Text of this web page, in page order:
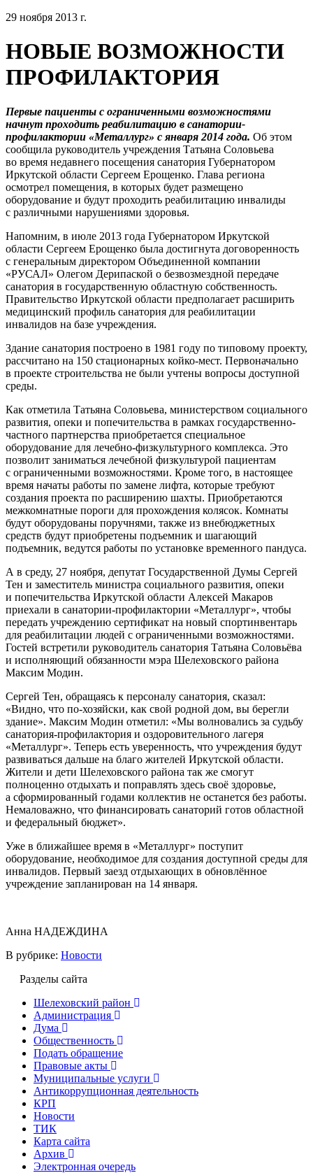
29 ноября 2013 г.
НОВЫЕ ВОЗМОЖНОСТИ
ПРОФИЛАКТОРИЯ
Первые пациенты с ограниченными возможностями
начнут проходить реабилитацию в санатории-
профилактории «Металлург» с января 2014 года. Об этом
сообщила руководитель учреждения Татьяна Соловьева
во время недавнего посещения санатория Губернатором
Иркутской области Сергеем Ерощенко. Глава региона
осмотрел помещения, в которых будет размещено
оборудование и будут проходить реабилитацию инвалиды
с различными нарушениями здоровья.
Напомним, в июле 2013 года Губернатором Иркутской
области Сергеем Ерощенко была достигнута договоренность
с генеральным директором Объединенной компании
«РУСАЛ» Олегом Дерипаской о безвозмездной передаче
санатория в государственную областную собственность.
Правительство Иркутской области предполагает расширить
медицинский профиль санатория для реабилитации
инвалидов на базе учреждения.
Здание санатория построено в 1981 году по типовому проекту,
рассчитано на 150 стационарных койко-мест. Первоначально
в проекте строительства не были учтены вопросы доступной
среды.
Как отметила Татьяна Соловьева, министерством социального
развития, опеки и попечительства в рамках государственно-
частного партнерства приобретается специальное
оборудование для лечебно-физкультурного комплекса. Это
позволит заниматься лечебной физкультурой пациентам
с ограниченными возможностями. Кроме того, в настоящее
время начаты работы по замене лифта, которые требуют
создания проекта по расширению шахты. Приобретаются
межкомнатные пороги для прохождения колясок. Комнаты
будут оборудованы поручнями, также из внебюджетных
средств будут приобретены подъемник и шагающий
подъемник, ведутся работы по установке временного пандуса.
А в среду, 27 ноября, депутат Государственной Думы Сергей
Тен и заместитель министра социального развития, опеки
и попечительства Иркутской области Алексей Макаров
приехали в санатории-профилактории «Металлург», чтобы
передать учреждению сертификат на новый спортинвентарь
для реабилитации людей с ограниченными возможностями.
Гостей встретили руководитель санатория Татьяна Соловьёва
и исполняющий обязанности мэра Шелеховского района
Максим Модин.
Сергей Тен, обращаясь к персоналу санатория, сказал:
«Видно, что по-хозяйски, как свой родной дом, вы берегли
здание». Максим Модин отметил: «Мы волновались за судьбу
санатория-профилактория и оздоровительного лагеря
«Металлург». Теперь есть уверенность, что учреждения будут
развиваться дальше на благо жителей Иркутской области.
Жители и дети Шелеховского района так же смогут
полноценно отдыхать и поправлять здесь своё здоровье,
а сформированный годами коллектив не останется без работы.
Немаловажно, что финансировать санаторий готов областной
и федеральный бюджет».
Уже в ближайшее время в «Металлург» поступит
оборудование, необходимое для создания доступной среды для
инвалидов. Первый заезд отдыхающих в обновлённое
учреждение запланирован на 14 января.
Анна НАДЕЖДИНА
В рубрике: Новости
Разделы сайта
Шелеховский район
Администрация
Дума
Общественность
Подать обращение
Правовые акты
Муниципальные услуги
Антикоррупционная деятельность
КРП
Новости
ТИК
Карта сайта
Архив
Электронная очередь